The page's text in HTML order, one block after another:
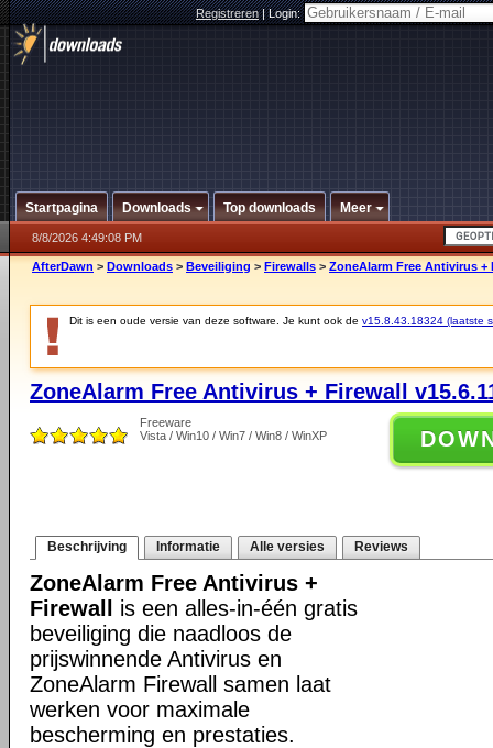
Registreren|Login:
Startpagina Downloads Top downloads Meer
8/8/2026 4:49:08 PM
AfterDawn > Downloads > Beveiliging > Firewalls > ZoneAlarm Free Antivirus +
Dit is een oude versie van deze software. Je kunt ook de v15.8.43.18324 (laatste
ZoneAlarm Free Antivirus + Firewall
Freeware
Vista / Win10 / Win7 / Win8 / WinXP
Beschrijving Informatie Alle versies Reviews
ZoneAlarm Free Antivirus +
Firewall
is een alles-in-één gratis
beveiliging die naadloos de
prijswinnende Antivirus en
ZoneAlarm Firewall samen laat
werken voor maximale
bescherming en prestaties.